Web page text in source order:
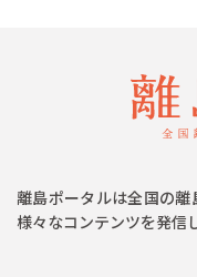
離島ポータルは全国の
様々なコンテンツを発信